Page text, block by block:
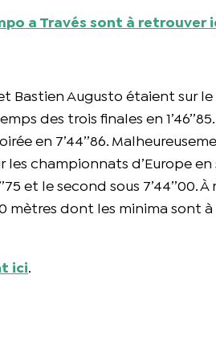
a Través sont à retrouver
Bastien Augusto étaient sur
des trois finales en
en 7’44’’86.
championnats d’Europe en
et le second sous
dont les minima sont à
ici.